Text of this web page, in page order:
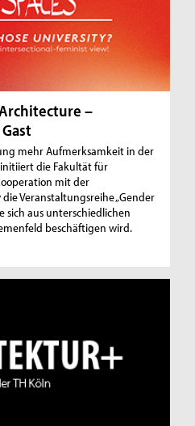
–
mehr Aufmerksamkeit in der
die Fakultät für
mit der
Veranstaltungsreihe „Gender
sich aus unterschiedlichen
beschäftigen wird.